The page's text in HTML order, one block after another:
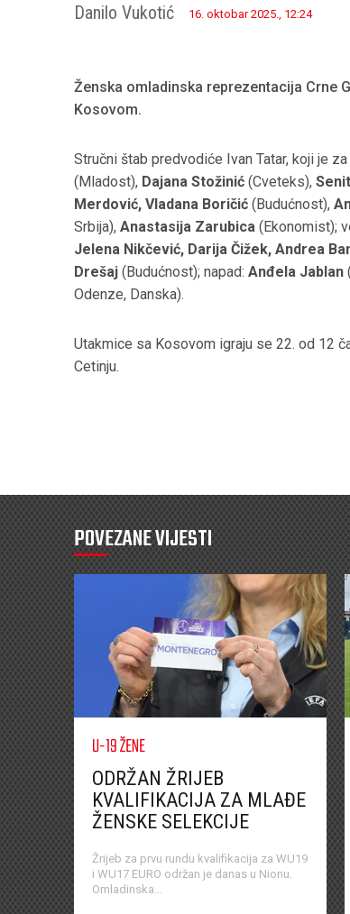
Danilo Vukotić 16. oktobar 2025., 12:24
Ženska omladinska reprezentacija Crne
Kosovom.
Stručni štab predvodiće Ivan Tatar, koji je
(Mladost), Dajana Stožinić (Cveteks),
Merdović, Vladana Boričić (Budućnost),
Srbija), Anastasija Zarubica (Ekonomist);
Jelena Nikčević, Darija Čižek, Andrea
Drešaj (Budućnost); napad: Anđela Jablan
Odenze, Danska).
Utakmice sa Kosovom igraju se 22. od 12
Cetinju.
POVEZANE VIJESTI
U-19 ŽENE
ODRŽAN ŽRIJEB
KVALIFIKACIJA ZA MLAĐE
ŽENSKE SELEKCIJE
Žrijeb za prvu rundu kvalifikacija za WU19
i WU17 EURO održan je danas u Nionu.
Omladinska...